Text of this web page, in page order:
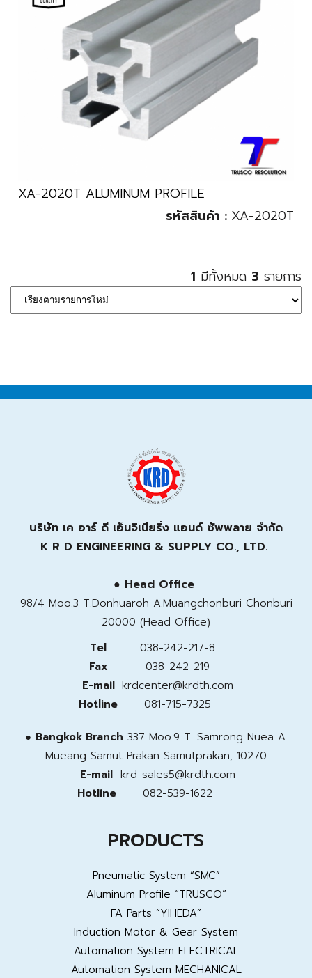
XA-2020T ALUMINUM PROFILE
รหัสสินค้า : XA-2020T
1 มีทั้งหมด 3 รายการ
บริษัท เค อาร์ ดี เอ็นจิเนียริ่ง แอนด์ ซัพพลาย จำกัด
K R D ENGINEERING & SUPPLY CO., LTD.
● Head Office
98/4 Moo.3 T.Donhuaroh A.Muangchonburi Chonburi
20000 (Head Office)
Tel
038-242-217-8
Fax
038-242-219
E-mail krdcenter@krdth.com
Hotline
081-715-7325
● Bangkok Branch 337 Moo.9 T. Samrong Nuea A.
Mueang Samut Prakan Samutprakan, 10270
E-mail krd-sales5@krdth.com
Hotline
082-539-1622
PRODUCTS
Pneumatic System “SMC”
Aluminum Profile “TRUSCO”
FA Parts “YIHEDA”
Induction Motor & Gear System
Automation System ELECTRICAL
Automation System MECHANICAL